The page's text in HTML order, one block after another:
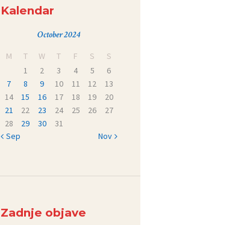
Kalendar
October 2024
M T W T F S
S
1
2 3 4 5
6
7
8 9 10 11 12
13
14
15 16 17 18 19
20
21
22 23 24 25 26
27
28
29 30
31
« Sep
Nov »
Zadnje objave